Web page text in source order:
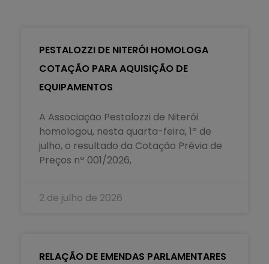
PESTALOZZI DE NITERÓI HOMOLOGA
COTAÇÃO PARA AQUISIÇÃO DE
EQUIPAMENTOS
A Associação Pestalozzi de Niterói
homologou, nesta quarta-feira, 1º de
julho, o resultado da Cotação Prévia de
Preços nº 001/2026,
2 de julho de 2026
RELAÇÃO DE EMENDAS PARLAMENTARES